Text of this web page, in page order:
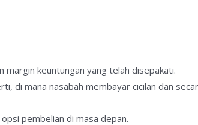
margin keuntungan yang telah disepakati.
di mana nasabah membayar cicilan dan
pembelian di masa depan.